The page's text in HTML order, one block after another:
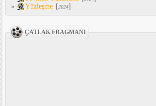
»
Yüzleşme [2024]
ÇATLAK FRAGMANI